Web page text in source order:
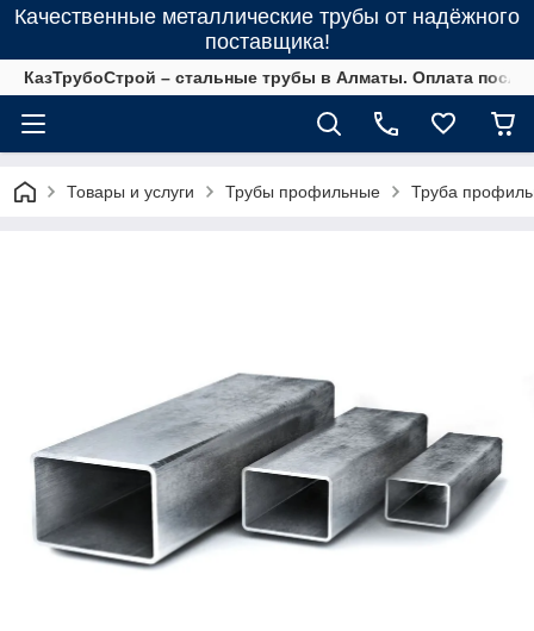
Качественные металлические трубы от надёжного
поставщика!
КазТрубоСтрой – стальные трубы в Алматы. Оплата
Товары и услуги Трубы профильные Труба